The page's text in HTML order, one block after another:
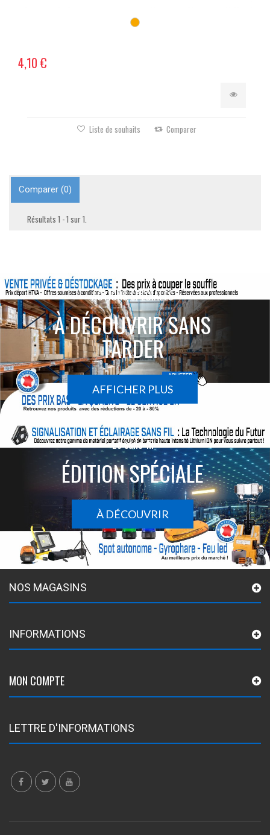
4,10 €
Liste de souhaits Comparer
Comparer (0)
Résultats 1 - 1 sur 1.
ACTIONS SPÉCIALES
À DÉCOUVRIR SANS
TARDER
AFFICHER PLUS
Le sans-fil
ÉDITION SPÉCIALE
À DÉCOUVRIR
NOS MAGASINS
INFORMATIONS
MON COMPTE
LETTRE D'INFORMATIONS